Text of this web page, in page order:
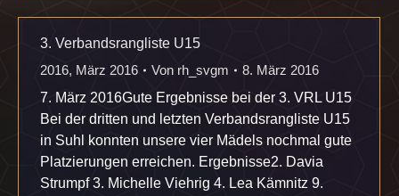
3. Verbandsrangliste U15
2016, März 2016 Von rh_svgm
8. März 2016
7. März 2016Gute Ergebnisse bei der 3. VRL U15
Bei der dritten und letzten Verbandsrangliste U15
in Suhl konnten unsere vier Mädels nochmal gute
Platzierungen erreichen. Ergebnisse2. Davia
Strumpf 3. Michelle Viehrig 4. Lea Kämnitz 9.